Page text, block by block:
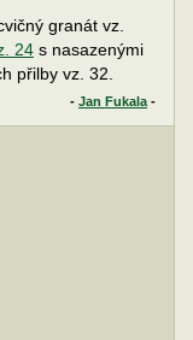
granát vz.
24 s nasazenými
přilby vz. 32.
- Jan Fukala -